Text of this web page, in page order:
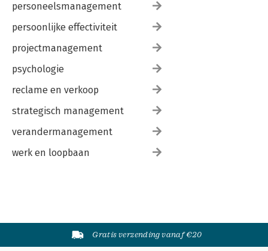
personeelsmanagement
persoonlijke effectiviteit
projectmanagement
psychologie
reclame en verkoop
strategisch management
verandermanagement
werk en loopbaan
Gratis verzending vanaf €20